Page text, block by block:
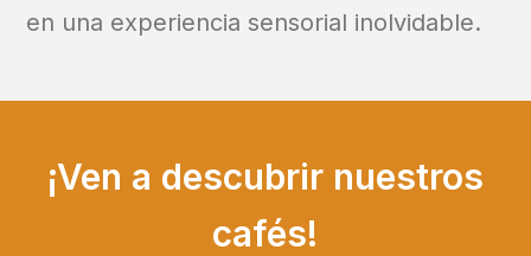
en una experiencia sensorial inolvidable.
¡Ven a descubrir nuestros
cafés!